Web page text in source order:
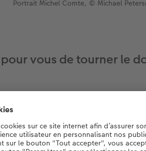
Portrait Michel Comte, © Michael
vous de tourner le
graves accidents qui m’ont paralysé
évidemment quelque chose à
Heureusement, j’ai réussi à